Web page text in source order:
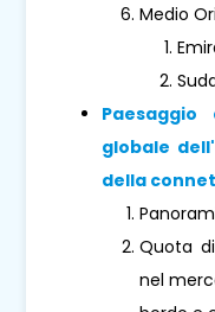
Medio
globale
della
Quota
nel